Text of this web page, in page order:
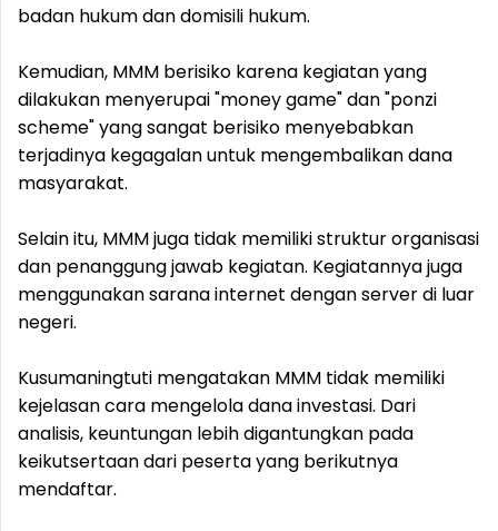
badan hukum dan domisili hukum.
Kemudian, MMM berisiko karena kegiatan yang
dilakukan menyerupai "money game" dan "ponzi
scheme" yang sangat berisiko menyebabkan
terjadinya kegagalan untuk mengembalikan dana
masyarakat.
Selain itu, MMM juga tidak memiliki struktur organisasi
dan penanggung jawab kegiatan. Kegiatannya juga
menggunakan sarana internet dengan server di luar
negeri.
Kusumaningtuti mengatakan MMM tidak memiliki
kejelasan cara mengelola dana investasi. Dari
analisis, keuntungan lebih digantungkan pada
keikutsertaan dari peserta yang berikutnya
mendaftar.